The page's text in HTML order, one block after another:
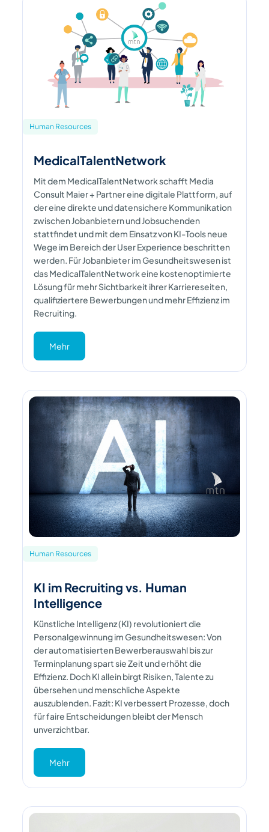
Human Resources
MedicalTalentNetwork
Mit dem MedicalTalentNetwork schafft Media
Consult Maier + Partner eine digitale Plattform, auf
der eine direkte und datensichere Kommunikation
zwischen Jobanbietern und Jobsuchenden
stattfindet und mit dem Einsatz von KI-Tools neue
Wege im Bereich der User Experience beschritten
werden. Für Jobanbieter im Gesundheitswesen ist
das MedicalTalentNetwork eine kostenoptimierte
Lösung für mehr Sichtbarkeit ihrer Karriereseiten,
qualifiziertere Bewerbungen und mehr Effizienz im
Recruiting.
Mehr
Human Resources
KI im Recruiting vs. Human
Intelligence
Künstliche Intelligenz (KI) revolutioniert die
Personalgewinnung im Gesundheitswesen: Von
der automatisierten Bewerberauswahl bis zur
Terminplanung spart sie Zeit und erhöht die
Effizienz. Doch KI allein birgt Risiken, Talente zu
übersehen und menschliche Aspekte
auszublenden. Fazit: KI verbessert Prozesse, doch
für faire Entscheidungen bleibt der Mensch
unverzichtbar.
Mehr